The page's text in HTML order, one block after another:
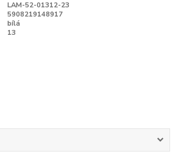
LAM-52-01312-23
5908219148917
bílá
13